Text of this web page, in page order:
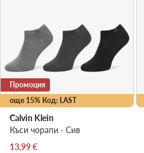
още 15% Код: LAST
Промоция
Calvin Klein
Къси чорапи · Сив
Актуална цена
13,99€